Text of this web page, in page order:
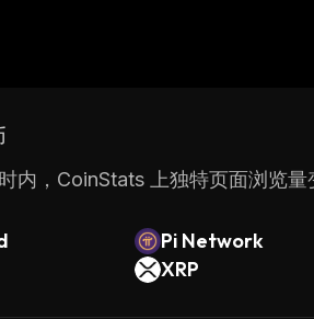
内，CoinStats 上独特页面浏览量
Pi Network
XRP